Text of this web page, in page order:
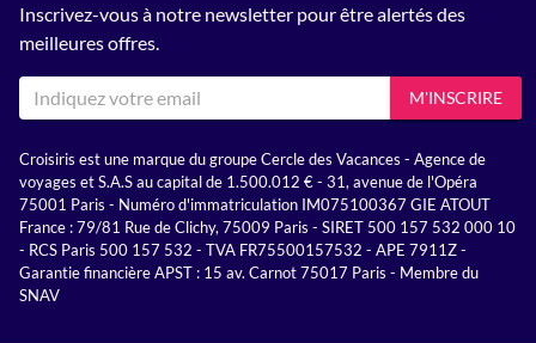
Inscrivez-vous à notre newsletter pour être alertés des
meilleures offres.
M'INSCRIRE
Croisiris est une marque du groupe Cercle des Vacances - Agence de
voyages et S.A.S au capital de 1.500.012 € - 31, avenue de l'Opéra
75001 Paris - Numéro d'immatriculation IM075100367 GIE ATOUT
France : 79/81 Rue de Clichy, 75009 Paris - SIRET 500 157 532 000 10
- RCS Paris 500 157 532 - TVA FR75500157532 - APE 7911Z -
Garantie financière APST : 15 av. Carnot 75017 Paris - Membre du
SNAV